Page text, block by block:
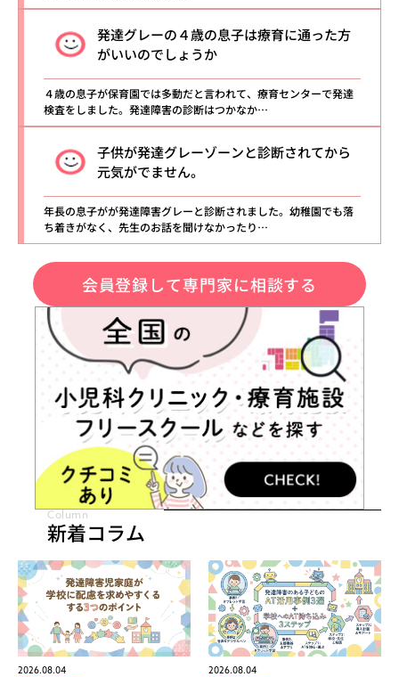
発達グレーの４歳の息子は療育に通った方
がいいのでしょうか
４歳の息子が保育園では多動だと言われて、療育センターで発達
検査をしました。発達障害の診断はつかなか…
子供が発達グレーゾーンと診断されてから
元気がでません。
年長の息子がが発達障害グレーと診断されました。幼稚園でも落
ち着きがなく、先生のお話を聞けなかったり…
会員登録して専門家に相談する
Column
新着コラム
2026.08.04 2026.08.04